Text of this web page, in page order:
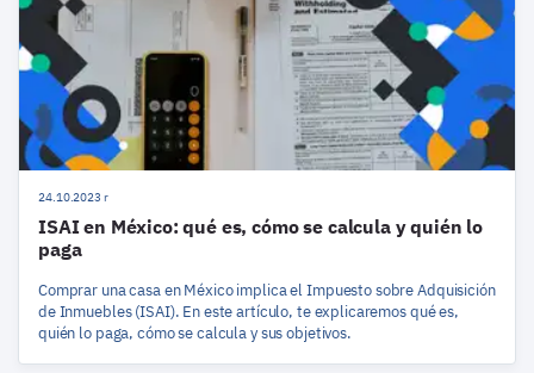
24.10.2023 r
ISAI en México: qué es, cómo se calcula y quién lo
paga
Comprar una casa en México implica el Impuesto sobre Adquisición
de Inmuebles (ISAI). En este artículo, te explicaremos qué es,
quién lo paga, cómo se calcula y sus objetivos.